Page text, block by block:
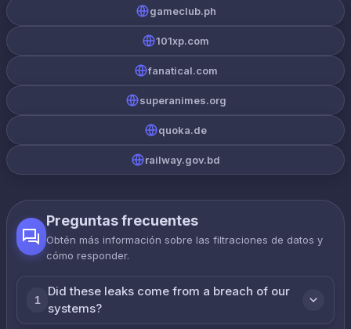
gameclub.ph
101xp.com
fanatical.com
superanimes.org
quoka.de
railway.gov.bd
Preguntas frecuentes
Obtén más información sobre las filtraciones de datos y
cómo responder.
1
Did these leaks come from a breach of our
systems?